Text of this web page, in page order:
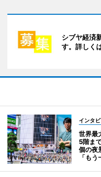
シブヤ経済
す。詳しく
インタ
世界最
5階ま
個の夜
「もう